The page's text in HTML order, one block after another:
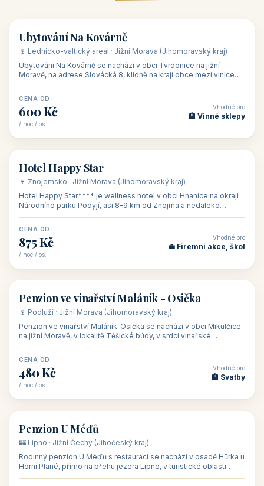
🏡 penzion
Ubytování Na Kovárně
🍷 Lednicko-valtický areál · Jižní Morava (Jihomoravský kraj)
Ubytování Na Kovárně se nachází v obci Tvrdonice na jižní
Moravě, na adrese Slovácká 8, klidně na kraji obce mezi vinicemi,
CENA OD
600 Kč
/ noc / os.
Vhodné pro
🏨 Vinné sklepy
🏨 hotel
Hotel Happy Star
🍷 Znojemsko · Jižní Morava (Jihomoravský kraj)
Hotel Happy Star**** je wellness hotel v obci Hnanice na okraji
Národního parku Podyjí, asi 8–9 km od Znojma a nedaleko
CENA OD
875 Kč
/ noc / os.
Vhodné pro
💼 Firemní akce, škol
🏡 penzion
Penzion ve vinařství Maláník - Osička
🍷 Podluží · Jižní Morava (Jihomoravský kraj)
Penzion ve vinařství Maláník-Osička se nachází v obci Mikulčice
na jižní Moravě, v lokalitě Těšické búdy, v srdci vinařské
CENA OD
480 Kč
/ noc / os.
Vhodné pro
🏨 Svatby
🏡 penzion
Penzion U Méďů
🏰 Lipno · Jižní Čechy (Jihočeský kraj)
Rodinný penzion U Méďů s restaurací se nachází v osadě Hůrka u
Horní Plané, přímo na břehu jezera Lipno, v turistické oblasti